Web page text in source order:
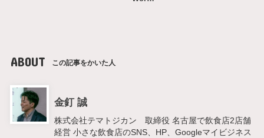
ABOUT この記事をかいた人
金釘 誠
株式会社テマトジカン 取締役 名古屋で飲食店2店舗
経営 小さな飲食店のSNS、HP、Googleマイビジネス